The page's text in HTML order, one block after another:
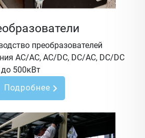
преобразователей
AC/AC, AC/DC, DC/AC, DC/DC
500кВт
Подробнее